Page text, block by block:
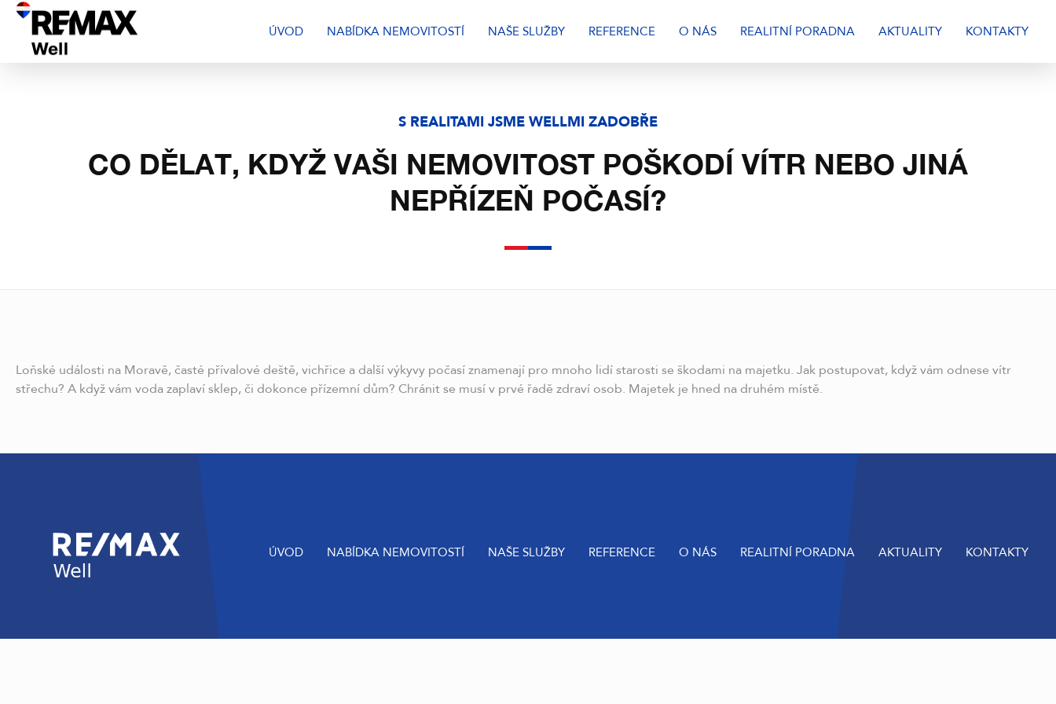
ÚVOD NABÍDKA NEMOVITOSTÍ NAŠE SLUŽBY REFERENCE O NÁS REALITNÍ PORADNA AKTUALITY KONTAKTY
S REALITAMI JSME WELLMI ZADOBŘE
CO DĚLAT, KDYŽ VAŠI NEMOVITOST POŠKODÍ VÍTR NEBO JINÁ
NEPŘÍZEŇ POČASÍ?
Loňské události na Moravě, časté přívalové deště, vichřice a další výkyvy počasí znamenají pro mnoho lidí starosti se škodami na majetku. Jak postupovat, když vám odnese vítr
střechu? A když vám voda zaplaví sklep, či dokonce přízemní dům? Chránit se musí v prvé řadě zdraví osob. Majetek je hned na druhém místě.
ÚVOD NABÍDKA NEMOVITOSTÍ NAŠE SLUŽBY REFERENCE O NÁS REALITNÍ PORADNA AKTUALITY KONTAKTY